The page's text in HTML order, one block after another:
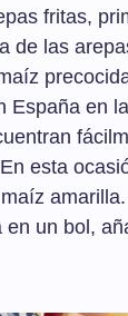
fritas,
de las
España en
esta
amarilla.
en un bol,